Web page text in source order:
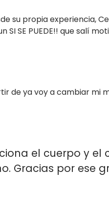
su propia experiencia,
SE PUEDE!! que salí
de ya voy a cambiar mi
el cuerpo y el
Gracias por ese